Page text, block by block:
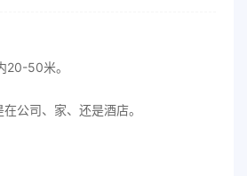
20-50米。
公司、家、还是酒店。